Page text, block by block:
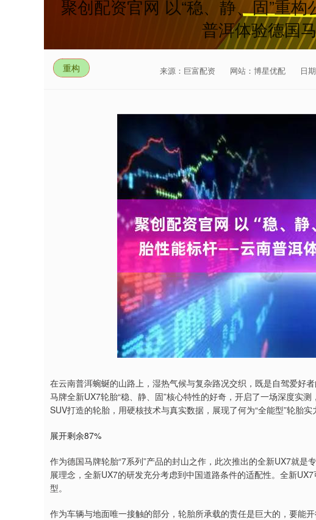
聚创配资官网 以“稳、静、固”重
普洱体验德国
重构 来源：巨富配资 网站：博星优配 日
在云南普洱蜿蜒的山路上，湿热气候与复杂路况交织，既是自驾爱好
马牌全新UX7轮胎“稳、静、固”核心特性的好奇，开启了一场深度实
SUV打造的轮胎，用硬核技术与真实数据，展现了何为“全能型”轮胎实
展开剩余87%
作为德国马牌轮胎“7系列”产品的封山之作，此次推出的全新UX7就是
展理念，全新UX7的研发充分考虑到中国道路条件的适配性。全新
型。
作为车辆与地面唯一接触的部分，轮胎所承载的责任是巨大的，要能